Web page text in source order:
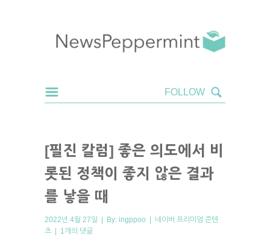
[필진 칼럼] 좋은 의도에서 비
롯된 정책이 좋지 않은 결과
를 낳을 때
2022년 4월 27일 | By: ingppoo | 네이버 프리미엄 콘텐
츠 | 1개의 댓글